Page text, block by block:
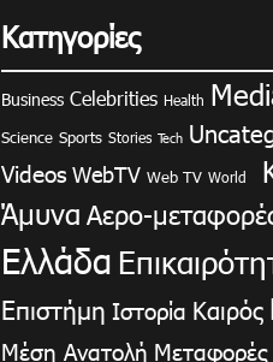
Κατηγορίες
Business Celebrities Health
Science Sports Stories Tech
Videos WebTV Web TV World
Άμυνα Αερο-
Ελλάδα
Επιστήμη Ιστορία Καιρός
Μέση Ανατολή Μεταφορές